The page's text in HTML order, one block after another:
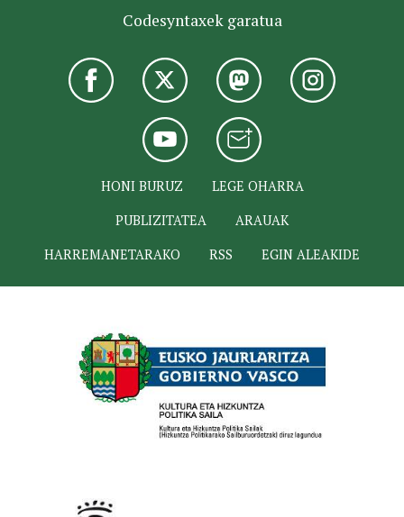
Codesyntaxek garatua
HONI BURUZ
LEGE OHARRA
PUBLIZITATEA
ARAUAK
HARREMANETARAKO
RSS EGIN ALEAKIDE